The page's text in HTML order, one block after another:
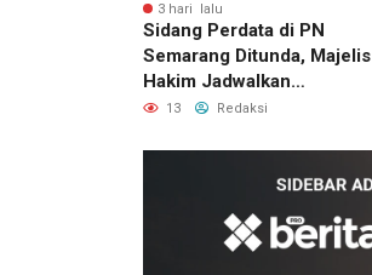
3 hari lalu
Sidang Perdata di PN
Semarang Ditunda, Majelis
Hakim Jadwalkan
Pemanggilan Ulang BPR
13 Redaksi